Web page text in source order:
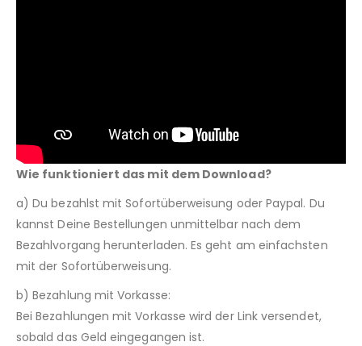
Wie funktioniert das mit dem Download?
a) Du bezahlst mit Sofortüberweisung oder Paypal. Du
kannst Deine Bestellungen unmittelbar nach dem
Bezahlvorgang herunterladen. Es geht am einfachsten
mit der Sofortüberweisung.
b) Bezahlung mit Vorkasse:
Bei Bezahlungen mit Vorkasse wird der Link versendet,
sobald das Geld eingegangen ist.